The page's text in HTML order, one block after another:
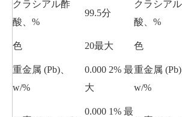
クラシアル酢
酸、%
99.5分
クラシア
酸、%
色 20最大 色
重金属 (Pb)、
w/%
0.000 2% 最
大
重金属 (Pb)
w/%
0.000 1% 最